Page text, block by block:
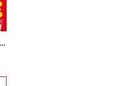
【無料引換券!】焼き麺買うとお茶引換券貰える!